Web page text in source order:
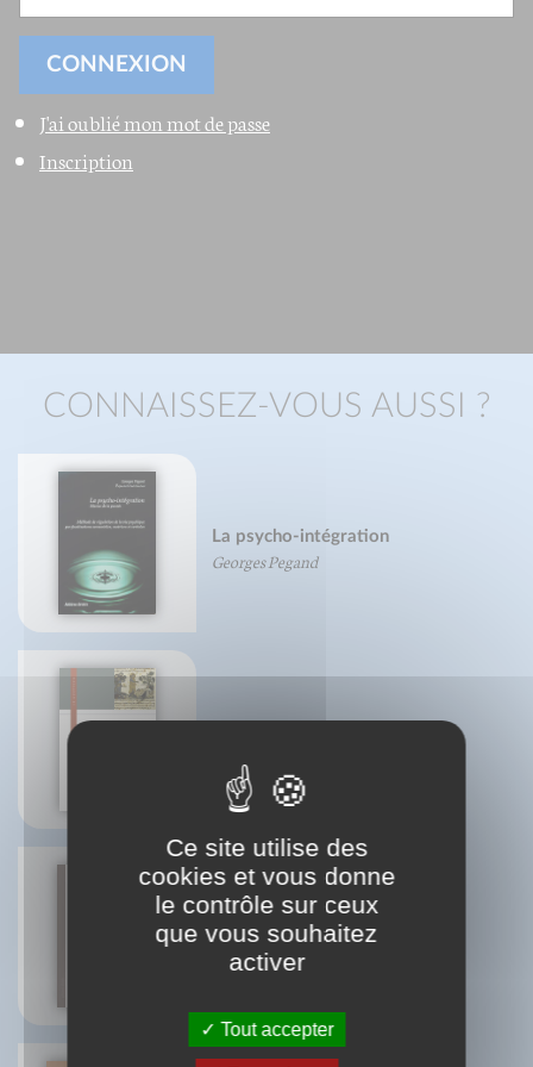
J'ai oublié mon mot de passe
Inscription
CONNAISSEZ-VOUS AUSSI ?
La psycho-intégration
Georges Pegand
Repenser l'équitation
Frédéric Brigaud
Joséphine Lyon
Ce site utilise des
cookies et vous donne
le contrôle sur ceux
que vous souhaitez
activer
Tout accepter